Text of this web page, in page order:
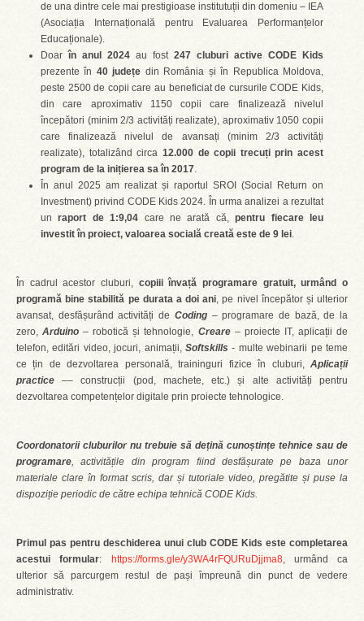
de una dintre cele mai prestigioase institutuții din domeniu – IEA
(Asociația Internațională pentru Evaluarea Performanțelor
Educaționale).
Doarîn anul 2024 au fost 247 cluburi active CODE Kids
prezente în 40 județe din România și în Republica Moldova,
peste 2500 de copii care au beneficiat de cursurile CODE Kids,
din care aproximativ 1150 copii care finalizează nivelul
începători (minim 2/3 activități realizate), aproximativ 1050 copii
care finalizează nivelul de avansați (minim 2/3 activități
realizate), totalizând circa 12.000 de copii trecuți prin acest
program de la inițierea sa în 2017.
În anul 2025 am realizat și raportul SROI (Social Return on
Investment) privind CODE Kids 2024. În urma analizei a rezultat
unraport de 1:9,04 care ne arată că,pentru fiecare leu
investit în proiect, valoarea socială creată este de 9 lei.
În cadrul acestor cluburi, copiii învață programare gratuit, urmând o
programă bine stabilită pe durata a doi ani, pe nivel începător și ulterior
avansat, desfășurând activități de Coding– programare de bază, de la
zero,Arduino – robotică și tehnologie, Creare– proiecte IT, aplicații de
telefon, editări video, jocuri, animații, Softskills- multe webinarii pe teme
ce țin de dezvoltarea personală, traininguri fizice în cluburi, Aplicații
practice –– construcții (pod, machete, etc.) și alte activități pentru
dezvoltarea competențelor digitale prin proiecte tehnologice.
Coordonatorii cluburilor nu trebuie să dețină cunoștințe tehnice sau de
programare, activitățile din program fiind desfășurate pe baza unor
materiale clare în format scris, dar și tutoriale video, pregătite și puse la
dispoziție periodic de către echipa tehnică CODE Kids.
Primul pas pentru deschiderea unui club CODE Kids este completarea
acestui formular: https://forms.gle/y3WA4rFQURuDjjma8, urmând ca
ulterior să parcurgem restul de pași împreună din punct de vedere
administrativ.